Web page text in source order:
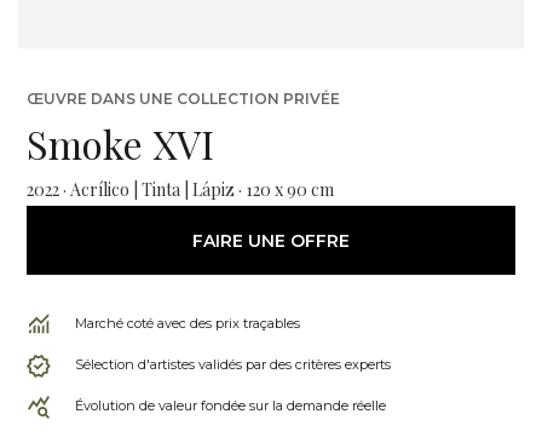
ŒUVRE DANS UNE COLLECTION PRIVÉE
Smoke XVI
2022 · Acrílico | Tinta | Lápiz · 120 x 90 cm
FAIRE UNE OFFRE
Marché coté avec des prix traçables
Sélection d'artistes validés par des critères experts
Évolution de valeur fondée sur la demande réelle